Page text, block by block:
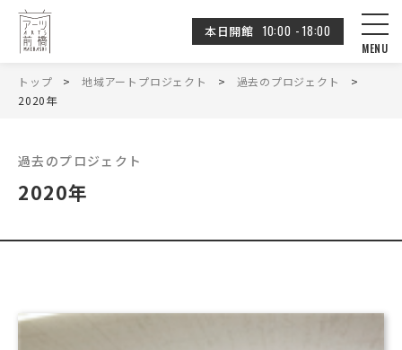
本日開館 10:00 - 18:00
トップ 地域アートプロジェクト
過去のプロジェクト
2020年
過去のプロジェクト
2020年